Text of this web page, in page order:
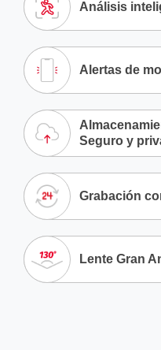
Análisis
Alertas de
Seguro y
Grabación
Lente Gran